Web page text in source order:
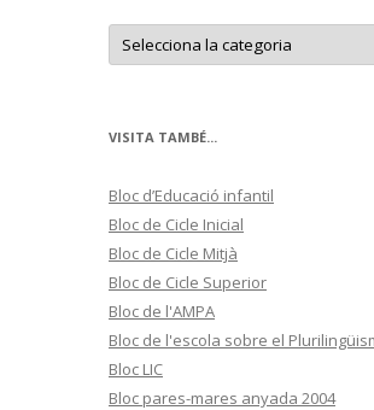
C
t
r
i
VISITA TAMBÉ...
Bloc d’Educació infantil
Bloc de Cicle Inicial
Bloc de Cicle Mitjà
Bloc de Cicle Superior
Bloc de l'AMPA
Bloc de l'escola sobre el
Bloc LIC
Bloc pares-mares anyada 2004